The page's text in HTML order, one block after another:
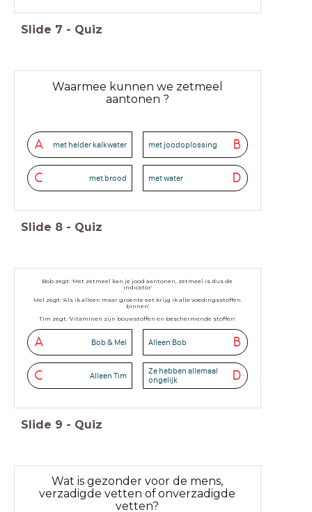
Slide 7 - Quiz
Waarmee kunnen we zetmeel
aantonen ?
A met helder kalkwater B
met joodoplossing
C met brood D
met water
Slide 8 - Quiz
Bob zegt: 'Met zetmeel kan je jood aantonen, zetmeel is dus de
indicator'
Mel zegt: 'Als ik alleen maar groente eet krijg ik alle voedingsstoffen
binnen'
Tim zegt: 'Vitaminen zijn bouwstoffen en beschermende stoffen'
Wie heeft er gelijk?
A Bob & Mel B
Alleen Bob
C Alleen Tim D
Ze hebben allemaal
ongelijk
Slide 9 - Quiz
Wat is gezonder voor de mens,
verzadigde vetten of onverzadigde
vetten?